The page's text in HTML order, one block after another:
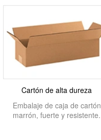
Cartón de alta dureza
Embalaje de caja de cartón
marrón, fuerte y resistente.